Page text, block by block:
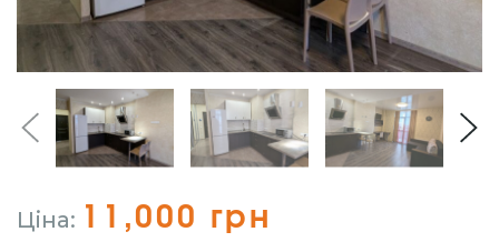
Ціна: 11,000 грн